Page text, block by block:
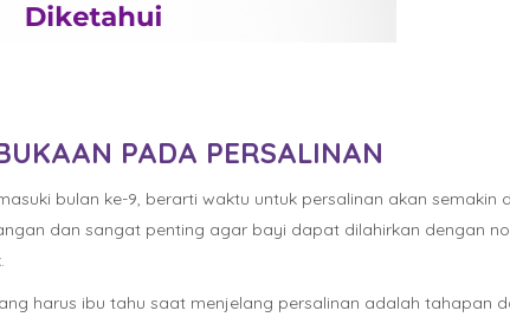
PADA PERSALINAN
bulan ke-9, berarti waktu untuk persalinan akan
dan sangat penting agar bayi dapat dilahirkan dengan
harus ibu tahu saat menjelang persalinan adalah tahapan